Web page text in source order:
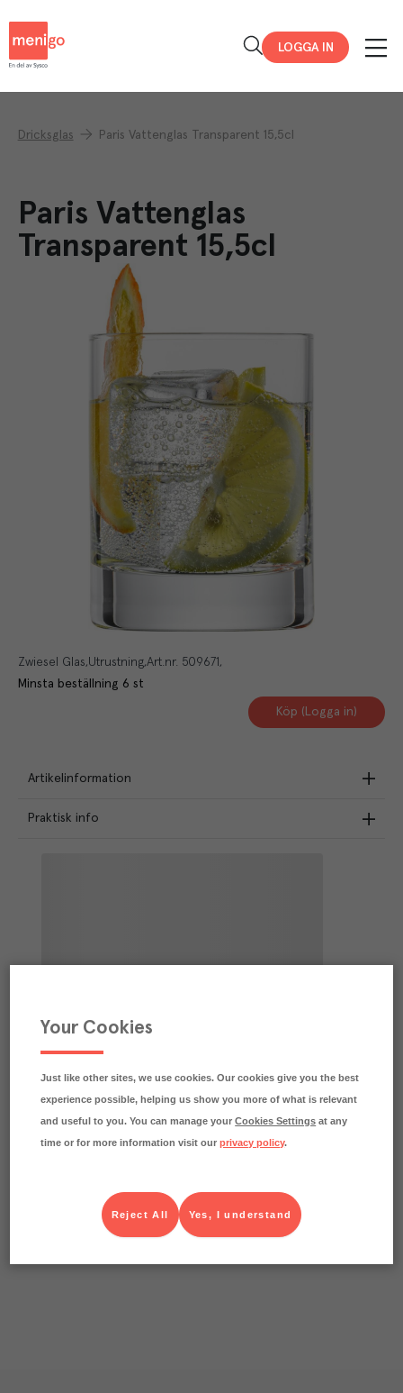
LOGGA IN
Dricksglas Paris Vattenglas Transparent 15,5cl
Paris Vattenglas
Transparent 15,5cl
Zwiesel Glas Utrustning Art.nr. 509671
Minsta beställning 6 st
Köp (Logga in)
Artikelinformation
Praktisk info
Your Cookies
Just like other sites, we use cookies. Our cookies give you the best
experience possible, helping us show you more of what is relevant
and useful to you. You can manage yourCookies Settings at any
time or for more information visit ourprivacy policy.
Yes, I understand
Reject All